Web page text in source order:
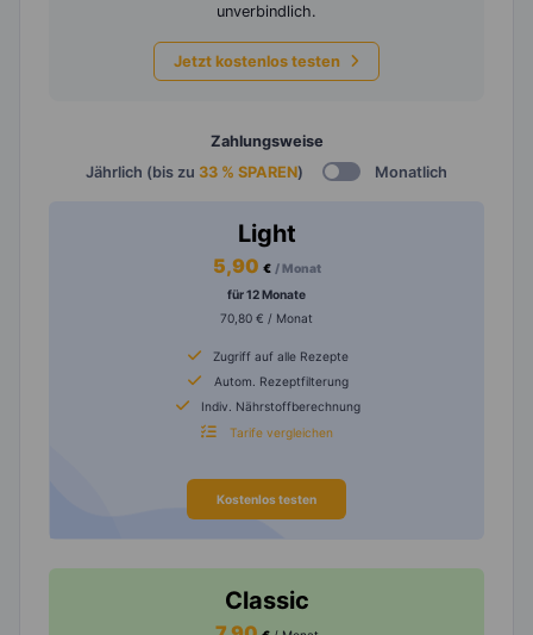
unverbindlich.
Jetzt kostenlos testen
Zahlungsweise
Jährlich (bis zu 33 % SPAREN) Monatlich
Light
5,90 € / Monat
für 12 Monate
70,80 € / Monat
Zugriff auf alle Rezepte
Autom. Rezeptfilterung
Indiv. Nährstoffberechnung
Tarife vergleichen
Kostenlos testen
Classic